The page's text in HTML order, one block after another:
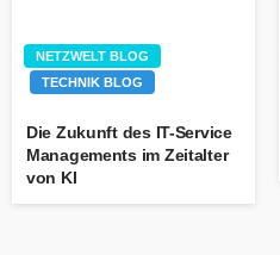
NETZWELT BLOG
TECHNIK BLOG
Die Zukunft des IT-Service
Managements im Zeitalter
von KI